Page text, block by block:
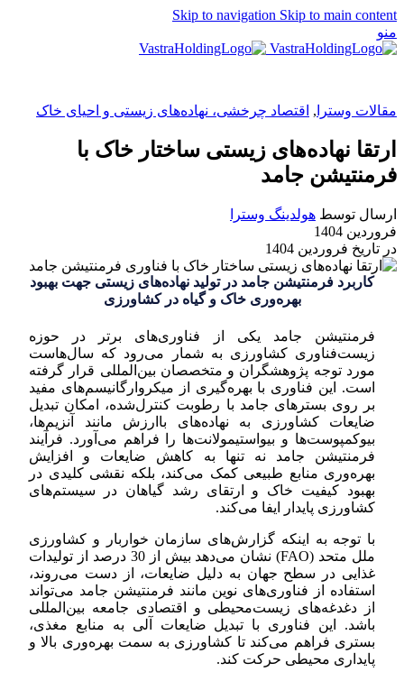
Skip to navigation Skip to main content
منو
مقالات وسترا , اقتصاد چرخشی، نهاده‌های زیستی و احیای خاک
ارتقا نهاده‌های زیستی ساختار خاک با
فرمنتیشن جامد
ارسال توسط هولدینگ وسترا
فروردین 1404
در تاریخ فروردین 1404
کاربرد فرمنتیشن جامد در تولید نهاده‌های زیستی جهت بهبود
بهره‌وری خاک و گیاه در کشاورزی
فرمنتیشن جامد یکی از فناوری‌های برتر در حوزه
زیست‌فناوری کشاورزی به شمار می‌رود که سال‌هاست
مورد توجه پژوهشگران و متخصصان بین‌المللی قرار گرفته
است. این فناوری با بهره‌گیری از میکروارگانیسم‌های مفید
بر روی بسترهای جامد با رطوبت کنترل‌شده، امکان تبدیل
ضایعات کشاورزی به نهاده‌های باارزش مانند آنزیم‌ها،
بیوکمپوست‌ها و بیواستیمولانت‌ها را فراهم می‌آورد. فرآیند
فرمنتیشن جامد نه تنها به کاهش ضایعات و افزایش
بهره‌وری منابع طبیعی کمک می‌کند، بلکه نقشی کلیدی در
بهبود کیفیت خاک و ارتقای رشد گیاهان در سیستم‌های
کشاورزی پایدار ایفا می‌کند.
با توجه به اینکه گزارش‌های سازمان خواربار و کشاورزی
ملل متحد (FAO) نشان می‌دهد بیش از 30 درصد از تولیدات
غذایی در سطح جهان به دلیل ضایعات، از دست می‌روند،
استفاده از فناوری‌های نوین مانند فرمنتیشن جامد می‌تواند
از دغدغه‌های زیست‌محیطی و اقتصادی جامعه بین‌المللی
باشد. این فناوری با تبدیل ضایعات آلی به منابع مغذی،
بستری فراهم می‌کند تا کشاورزی به سمت بهره‌وری بالا و
پایداری محیطی حرکت کند.